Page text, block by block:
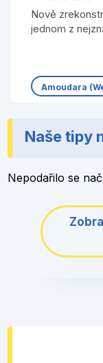
Nově
jednom z
Amoudara
Naše tipy
Nepodařilo se